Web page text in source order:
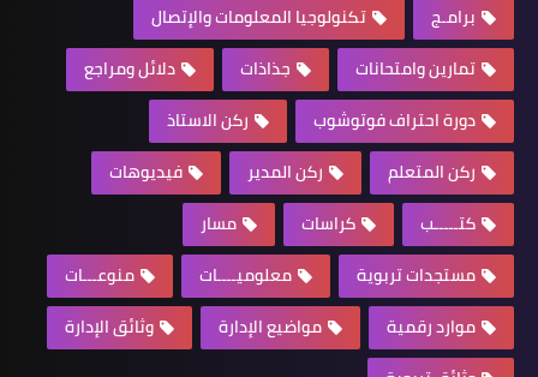
برامـج
تكنولوجيا المعلومات والإتصال
تمارين وامتحانات
جذاذات
دلائل ومراجع
دورة احتراف فوتوشوب
ركن الاستاذ
ركن المتعلم
ركن المدير
فيديوهات
كتـــــب
كراسات
مسار
مستجدات تربوية
معلوميــــات
منوعـــات
موارد رقمية
مواضيع الإدارة
وثائق الإدارة